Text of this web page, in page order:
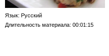
Язык: Русский
Длительность материала: 00:01:15